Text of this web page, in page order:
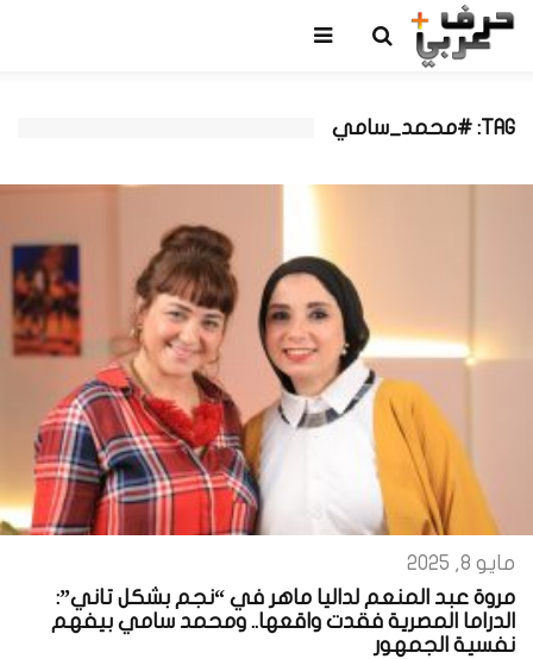
TAG: #محمد_سامي
مايو 8, 2025
مروة عبد المنعم لداليا ماهر في “نجم بشكل تاني”:
الدراما المصرية فقدت واقعها.. ومحمد سامي بيفهم
نفسية الجمهور